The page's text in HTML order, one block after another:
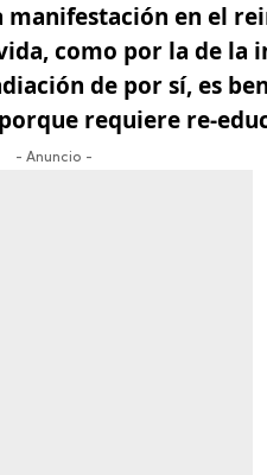
en el
como por la de la
de por sí, es
requiere re-
- Anuncio -